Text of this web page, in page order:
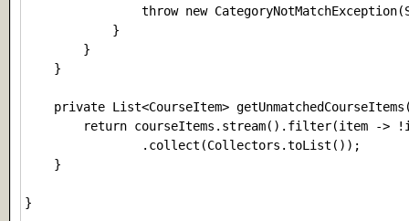
throw new
            }
        }
    }
private List<CourseItem>
return courseItems.stream().filter(item ->
                .collect(Collectors.toList());
    }